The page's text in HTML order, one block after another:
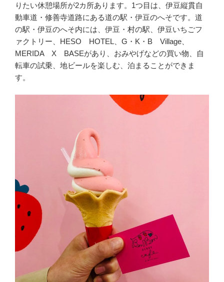
りたい休憩場所が2カ所あります。1つ目は、伊豆縦貫自
動車道・修善寺道路にある道の駅・伊豆のへそです。道
の駅・伊豆のへそ内には、伊豆・村の駅、伊豆いちごフ
ァクトリー、HESO HOTEL、G・K・B Village、
MERIDA X BASEがあり、おみやげなどの買い物、自
転車の試乗、地ビールを楽しむ、泊まることができま
す。